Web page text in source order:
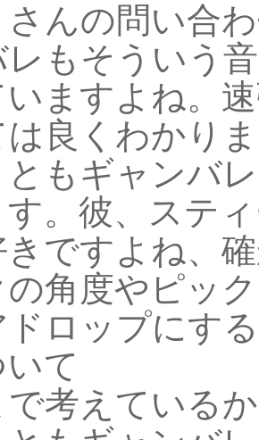
さんの問い合
レもそういう
ますよね。
良くわかり
ともギャンバ
。彼、ステ
きですよね、
の角度やピッ
ドロップにす
て
で考えている